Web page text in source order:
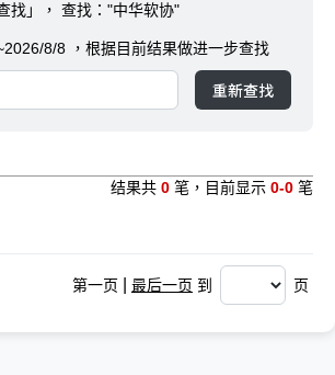
找」， 查找："中华软协"
8/8 ，根据目前结果做进一步查找
重新查找
结果共 0 笔，目前显示 0-0 笔
第一页 最后一页 到 页